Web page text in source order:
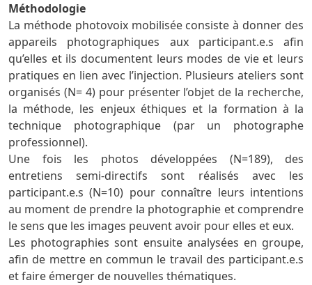
Méthodologie
La méthode photovoix mobilisée consiste à donner des
appareils photographiques aux participant.e.s afin
qu’elles et ils documentent leurs modes de vie et leurs
pratiques en lien avec l’injection. Plusieurs ateliers sont
organisés (N= 4) pour présenter l’objet de la recherche,
la méthode, les enjeux éthiques et la formation à la
technique photographique (par un photographe
professionnel).
Une fois les photos développées (N=189), des
entretiens semi-directifs sont réalisés avec les
participant.e.s (N=10) pour connaître leurs intentions
au moment de prendre la photographie et comprendre
le sens que les images peuvent avoir pour elles et eux.
Les photographies sont ensuite analysées en groupe,
afin de mettre en commun le travail des participant.e.s
et faire émerger de nouvelles thématiques.